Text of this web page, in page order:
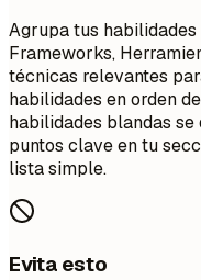
Agrupa tus habilidades
Frameworks,
técnicas relevantes
habilidades en orden
habilidades blandas
puntos clave en tu
lista simple.
Evita esto